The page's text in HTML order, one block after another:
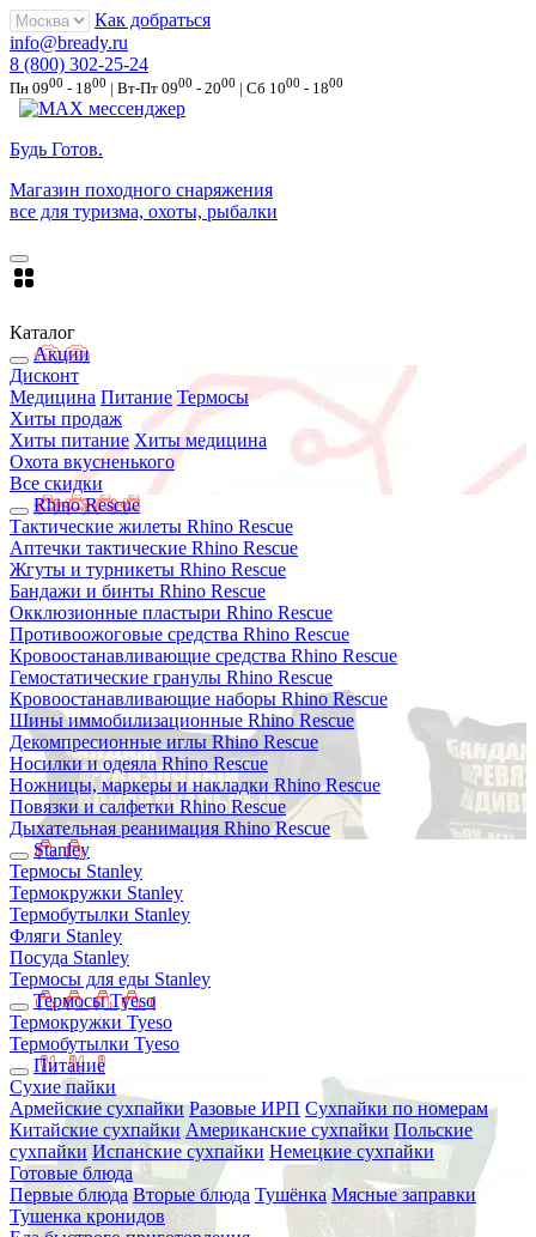
Как добраться
info@bready.ru
8 (800) 302-25-24
Пн 0900 - 1800 | Вт-Пт 0900 - 2000 | Сб 1000 - 1800
Будь Готов.
Магазин походного снаряжения
все для туризма, охоты, рыбалки
Каталог
Акции
Дисконт
Медицина Питание Термосы
Хиты продаж
Хиты питание Хиты медицина
Охота вкусненького
Все скидки
Rhino Rescue
Тактические жилеты Rhino Rescue
Аптечки тактические Rhino Rescue
Жгуты и турникеты Rhino Rescue
Бандажи и бинты Rhino Rescue
Окклюзионные пластыри Rhino Rescue
Противоожоговые средства Rhino Rescue
Кровоостанавливающие средства Rhino Rescue
Гемостатические гранулы Rhino Rescue
Кровоостанавливающие наборы Rhino Rescue
Шины иммобилизационные Rhino Rescue
Декомпресионные иглы Rhino Rescue
Носилки и одеяла Rhino Rescue
Ножницы, маркеры и накладки Rhino Rescue
Повязки и салфетки Rhino Rescue
Дыхательная реанимация Rhino Rescue
Stanley
Термосы Stanley
Термокружки Stanley
Термобутылки Stanley
Фляги Stanley
Посуда Stanley
Термосы для еды Stanley
Термосы Tyeso
Термокружки Tyeso
Термобутылки Tyeso
Питание
Сухие пайки
Армейские сухпайки Разовые ИРП Сухпайки по номерам
Китайские сухпайки Американские сухпайки Польские
сухпайки Испанские сухпайки Немецкие сухпайки
Готовые блюда
Первые блюда Вторые блюда Тушёнка Мясные заправки
Тушенка кронидов